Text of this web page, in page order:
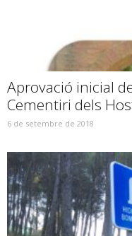
Aprovació inicial
Cementiri dels
6 de setembre de 2018